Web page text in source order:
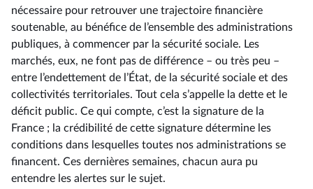
nécessaire pour retrouver une trajectoire financière
soutenable, au bénéfice de l’ensemble des administrations
publiques, à commencer par la sécurité sociale. Les
marchés, eux, ne font pas de différence –⁠ ou très peu –
entre l’endettement de l’État, de la sécurité sociale et des
collectivités territoriales. Tout cela s’appelle la dette et le
déficit public. Ce qui compte, c’est la signature de la
France ; la crédibilité de cette signature détermine les
conditions dans lesquelles toutes nos administrations se
financent. Ces dernières semaines, chacun aura pu
entendre les alertes sur le sujet.